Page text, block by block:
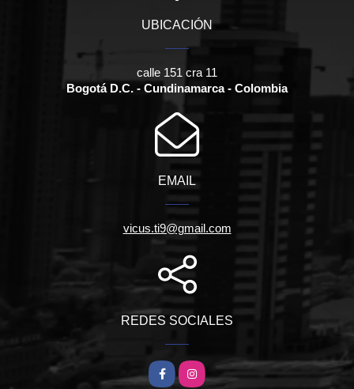
UBICACIÓN
calle 151 cra 11
Bogotá D.C. - Cundinamarca - Colombia
EMAIL
vicus.ti9@gmail.com
REDES SOCIALES
FacebookInstagram